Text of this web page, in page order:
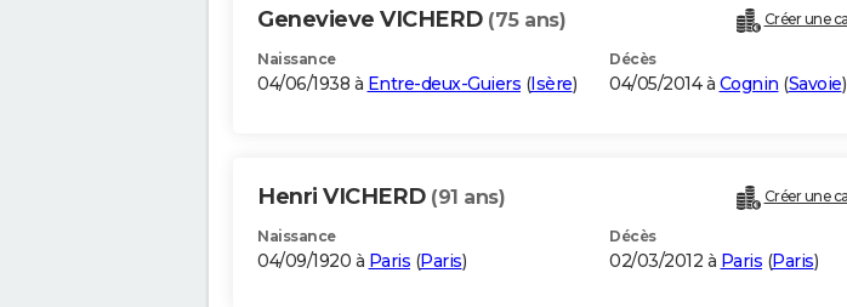
Genevieve VICHERD (75 ans) Créer une
Naissance
04/06/1938 à Entre-deux-Guiers (Isère)
Décès
04/05/2014 à Cognin (Savoie)
Henri VICHERD (91 ans) Créer une
Naissance
04/09/1920 à Paris (Paris)
Décès
02/03/2012 à Paris (Paris)